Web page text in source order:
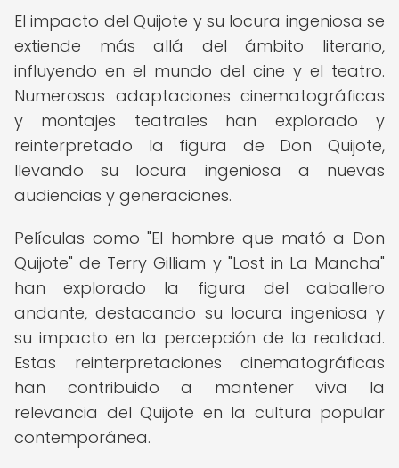
El impacto del Quijote y su locura ingeniosa se
extiende más allá del ámbito literario,
influyendo en el mundo del cine y el teatro.
Numerosas adaptaciones cinematográficas
y montajes teatrales han explorado y
reinterpretado la figura de Don Quijote,
llevando su locura ingeniosa a nuevas
audiencias y generaciones.
Películas como "El hombre que mató a Don
Quijote" de Terry Gilliam y "Lost in La Mancha"
han explorado la figura del caballero
andante, destacando su locura ingeniosa y
su impacto en la percepción de la realidad.
Estas reinterpretaciones cinematográficas
han contribuido a mantener viva la
relevancia del Quijote en la cultura popular
contemporánea.